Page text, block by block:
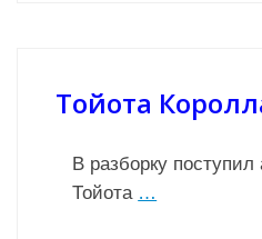
Тойота
В разборку
Тойота …